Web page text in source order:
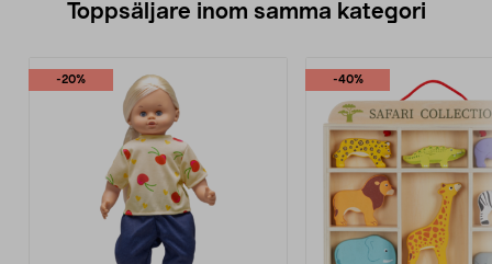
Toppsäljare inom samma kategori
-20% -40%